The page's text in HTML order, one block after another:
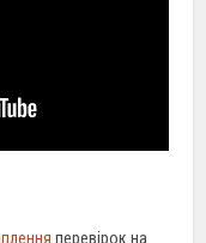
перевірок на